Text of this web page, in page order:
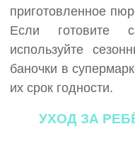
приготовленное
Если готовите
используйте
баночки в
их срок годности.
УХОД ЗА